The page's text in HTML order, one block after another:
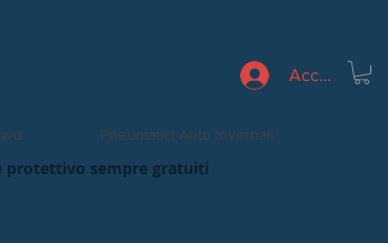
Accedi
Pneumatici Auto Invernali
protettivo sempre gratuiti